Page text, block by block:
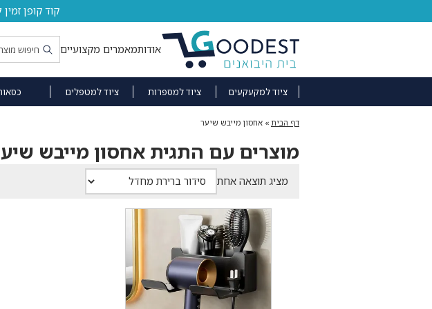
קוד קופן זמין לזמן
אודותמאמרים מקצועיים
ציוד למקעקעים ציוד למספרות ציוד למטפלים
דף הבית » אחסון מייבש שיער
מוצרים עם התגית אחסון מייבש
מציג תוצאה אחת